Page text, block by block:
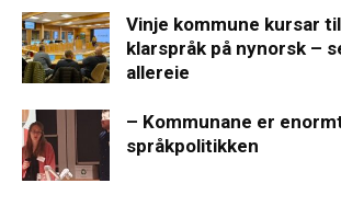
Vinje kommune kursar
klarspråk på nynorsk –
allereie
– Kommunane er
språkpolitikken